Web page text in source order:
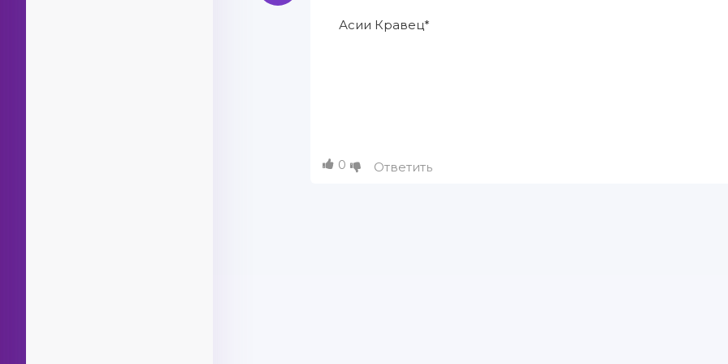
Асии Кравец*
0 Ответить